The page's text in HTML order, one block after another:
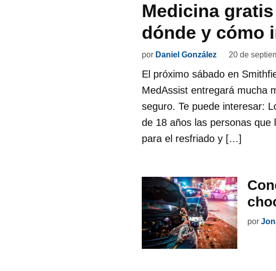
Medicina
dónde y cómo
por Daniel González 20 de
El próximo sábado en
MedAssist entregará mucha
seguro. Te puede interesar:
de 18 años las personas que
para el resfriado y […]
por